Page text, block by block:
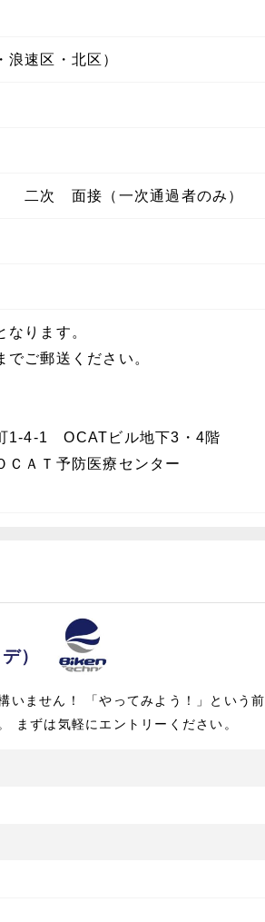
浪速区・北区）
次 面接（一次通過者のみ）
ります。
でご郵送ください。
1-4-1 OCATビル地下3・4階
ＣＡＴ予防医療センター
）
いません！ 「やってみよう！」という前
まずは気軽にエントリーください。